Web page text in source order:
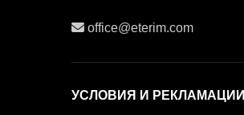
office@eterim.com
УСЛОВИЯ И РЕКЛАМАЦИИ